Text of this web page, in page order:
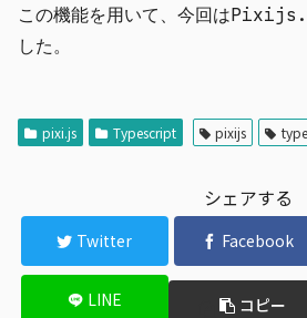
この機能を用いて、今回は
した。
pixi.js Typescript pixijs
シェアする
Twitter Facebook
LINE コピー